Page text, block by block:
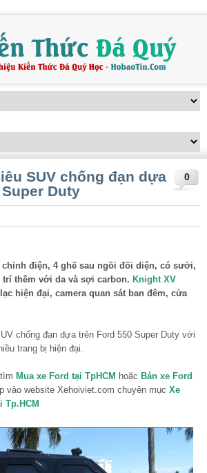
0
SUV chống đạn dựa
Duty
điện, 4 ghế sau ngồi đối diện, có sưởi,
thêm với da và sợi carbon. Knight XV
hiện đại, camera quan sát ban đêm, cửa
chống đạn dựa trên Ford 550 Super Duty với
trang bị hiện đại.
Mua xe Ford tại TpHCM hoặc Bán xe Ford
vào website Xehoiviet.com chuyên mục Xe
Tp.HCM